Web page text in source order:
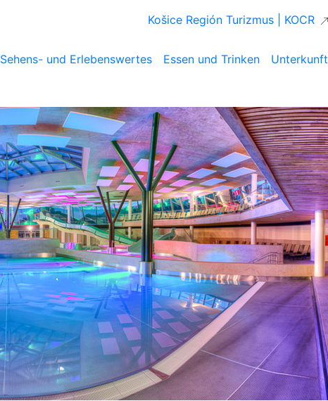
Košice Región Turizmus | KOCR
Sehens- und Erlebenswertes Essen und Trinken Unterkunft